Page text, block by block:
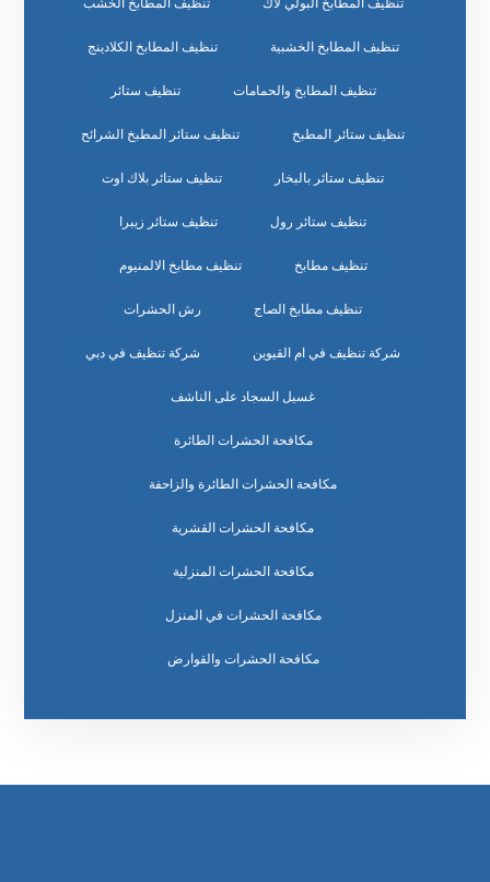
تنظيف المطابخ الخشبية تنظيف المطابخ الكلادينج
تنظيف المطابخ والحمامات تنظيف ستائر
تنظيف ستائر المطبخ تنظيف ستائر المطبخ الشرائح
تنظيف ستائر بالبخار تنظيف ستائر بلاك اوت
تنظيف ستائر رول تنظيف ستائر زيبرا
تنظيف مطابخ تنظيف مطابخ الالمنيوم
تنظيف مطابخ الصاج رش الحشرات
شركة تنظيف في ام القيوين شركة تنظيف في دبي
غسيل السجاد على الناشف
مكافحة الحشرات الطائرة
مكافحة الحشرات الطائرة والزاحفة
مكافحة الحشرات القشرية
مكافحة الحشرات المنزلية
مكافحة الحشرات في المنزل
مكافحة الحشرات والقوارض